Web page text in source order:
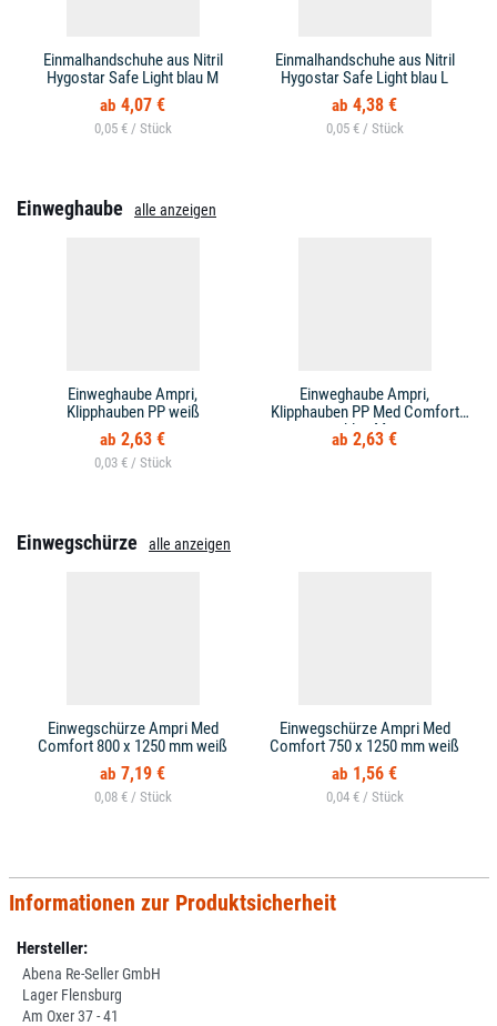
Einmalhandschuhe aus Nitril
Hygostar Safe Light blau M
4,07 €
0,05 € /
Einmalhandschuhe aus Nitril
Hygostar Safe Light blau L
4,38 €
0,05 € /
Einweghaube alle anzeigen
Einweghaube Ampri,
Klipphauben PP weiß
2,63 €
0,03 € /
Einweghaube Ampri,
Klipphauben PP Med Comfort
blau M
2,63 €
Einwegschürze alle anzeigen
Einwegschürze Ampri Med
Comfort 800 x 1250 mm weiß
7,19 €
0,08 € /
Einwegschürze Ampri Med
Comfort 750 x 1250 mm weiß
1,56 €
0,04 € /
Informationen zur Produktsicherheit
Hersteller:
Abena Re-Seller GmbH
Lager Flensburg
Am Oxer 37 - 41